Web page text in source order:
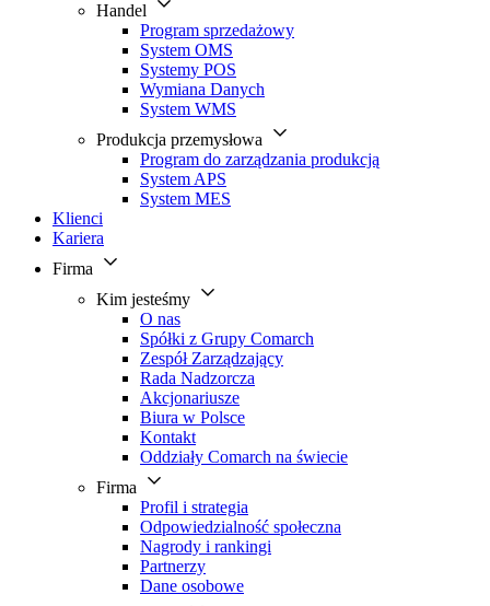
Handel
Program sprzedażowy
System OMS
Systemy POS
Wymiana Danych
System WMS
Produkcja przemysłowa
Program do zarządzania produkcją
System APS
System MES
Klienci
Kariera
Firma
Kim jesteśmy
O nas
Spółki z Grupy Comarch
Zespół Zarządzający
Rada Nadzorcza
Akcjonariusze
Biura w Polsce
Kontakt
Oddziały Comarch na świecie
Firma
Profil i strategia
Odpowiedzialność społeczna
Nagrody i rankingi
Partnerzy
Dane osobowe